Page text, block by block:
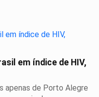
em índice de HIV,
apenas de Porto Alegre